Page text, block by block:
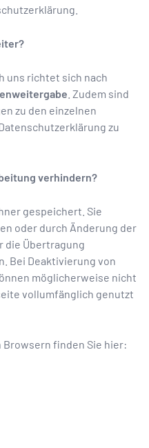
uns richtet sich nach
. Zudem sind
zu den einzelnen
zu
verhindern?
gespeichert. Sie
oder durch Änderung der
die Übertragung
Bei Deaktivierung von
möglicherweise nicht
vollumfänglich genutzt
finden Sie hier: